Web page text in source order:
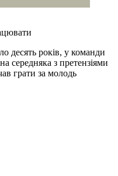
десять років, у команди
середняка з претензіями
грати за молодь